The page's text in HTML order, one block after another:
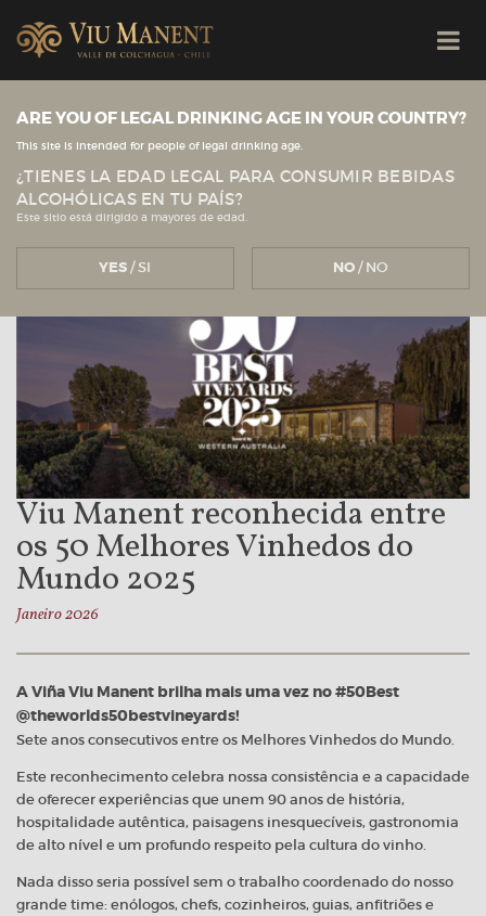
Veja todas as novidades
Viu Manent
Viu Manent reconhecida entre
os 50 Melhores Vinhedos do
Mundo 2025
Janeiro 2026
A Viña Viu Manent brilha mais uma vez no #50Best
@theworlds50bestvineyards!
Sete anos consecutivos entre os Melhores Vinhedos do Mundo.
Este reconhecimento celebra nossa consistência e a capacidade
de oferecer experiências que unem 90 anos de história,
hospitalidade autêntica, paisagens inesquecíveis, gastronomia
de alto nível e um profundo respeito pela cultura do vinho.
Nada disso seria possível sem o trabalho coordenado do nosso
grande time: enólogos, chefs, cozinheiros, guias, anfitriões e
ARE YOU OF LEGAL DRINKING AGE IN YOUR COUNTRY?
This site is intended for people of legal drinking age.
¿TIENES LA EDAD LEGAL PARA CONSUMIR BEBIDAS
ALCOHÓLICAS EN TU PAÍS?
Este sitio está dirigido a mayores de edad.
YES/ SI NO/ NO